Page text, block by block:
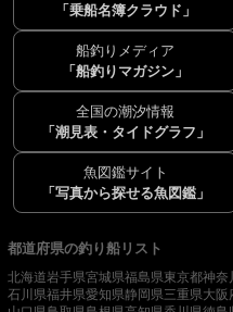
「乗船名簿クラウド」
船釣りメディア
「船釣りマガジン」
全国の潮汐情報
「潮見表・タイドグラフ」
魚図鑑サイト
「写真から探せる魚図鑑」
都道府県の釣り船リスト
北海道岩手県宮城県福島県東京都神奈
石川県福井県愛知県静岡県三重県大阪